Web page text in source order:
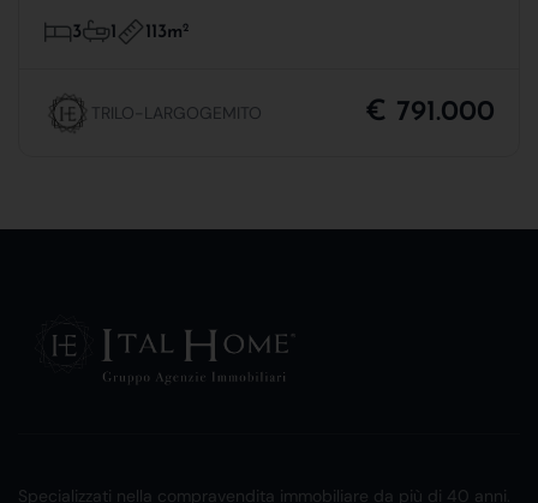
3 1 113m2
TRILO-LARGOGEMITO € 791.000
Specializzati nella compravendita immobiliare da più di 40 anni.